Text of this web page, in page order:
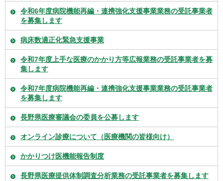
令和6年度病院機能再編・連携強化支援事業業務の受託事業者
を募集します
病床数適正化緊急支援事業
令和7年度上手な医療のかかり方等広報業務の受託事業者を募
集します
令和7年度病院機能再編・連携強化支援事業業務の受託事業者
を募集します
長野県医療審議会の委員を公募します
オンライン診療について（医療機関の皆様向け）
かかりつけ医機能報告制度
長野県医療提供体制調査分析業務の受託事業者を募集します